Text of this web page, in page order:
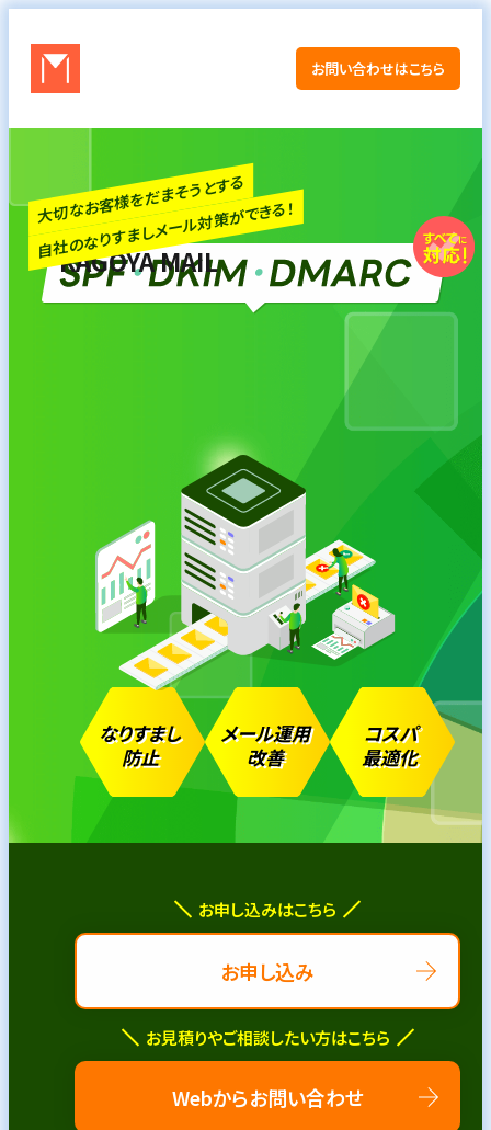
お問い合わせはこちら
大切なお客様をだまそうとする
自社のなりすましメール対策ができる！
なりすまし
防止
メール運用
改善
コスパ
最適化
お申し込みはこちら
お申し込み
お見積りやご相談したい方はこちら
Webからお問い合わせ